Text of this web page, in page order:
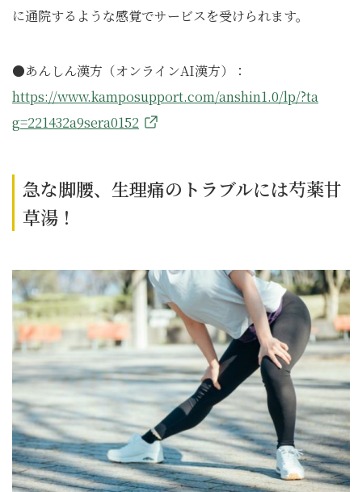
に通院するような感覚でサービスを受けられます。
●あんしん漢方（オンラインAI漢方）：
https://www.kamposupport.com/anshin1.0/lp/?ta
g=221432a9sera0152
急な脚腰、生理痛のトラブルには芍薬甘
草湯！